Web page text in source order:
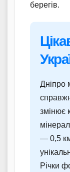
берегів.
Дніпро
змінює
— 0,5
Річки